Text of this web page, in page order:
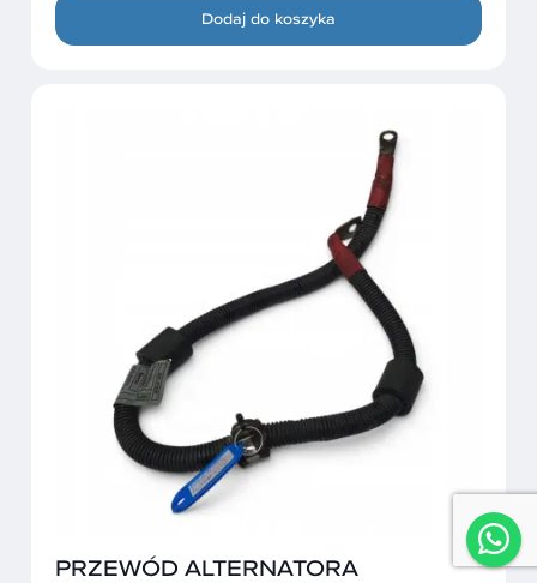
Dodaj do koszyka
PRZEWÓD ALTERNATORA